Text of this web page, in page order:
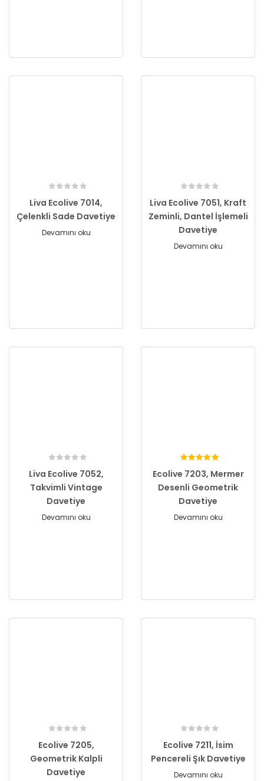
Liva Ecolive 7014,
Çelenkli Sade Davetiye
Devamını oku
Liva Ecolive 7051, Kraft
Zeminli, Dantel İşlemeli
Davetiye
Devamını oku
Liva Ecolive 7052,
Takvimli Vintage
Davetiye
Devamını oku
Ecolive 7203, Mermer
Desenli Geometrik
Davetiye
Devamını oku
Ecolive 7205,
Geometrik Kalpli
Davetiye
Ecolive 7211, İsim
Pencereli Şık Davetiye
Devamını oku